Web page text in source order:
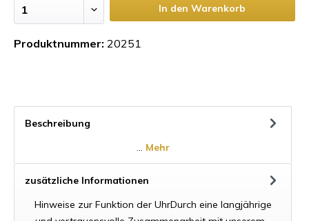
In den Warenkorb
Produktnummer: 20251
Beschreibung
… Mehr
zusätzliche Informationen
Hinweise zur Funktion der UhrDurch eine langjährige